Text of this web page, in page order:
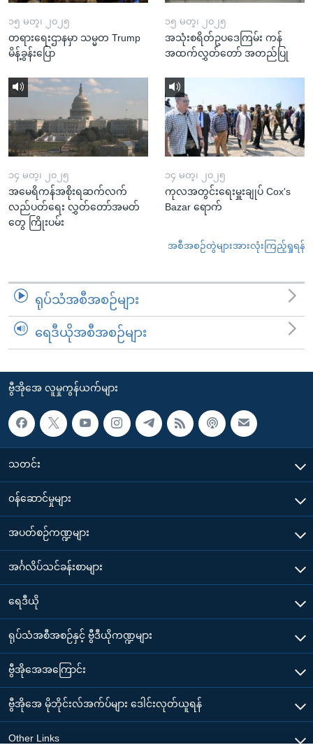
၁၅ မတ္၊ ၂၀၂၅
တရားရေးဌာနမှာ သမ္မတ Trump
မိန့်ခွန်းပြော
၁၅ မတ္၊ ၂၀၂၅
အသုံးစရိတ်ဥပဒေကြမ်း ကန်
အထက်လွှတ်တော် အတည်ပြု
၁၄ မတ္၊ ၂၀၂၅
အမေရိကန်အစိုးရဆက်လက်
လည်ပတ်ရေး လွှတ်တော်အမတ်
တွေ ကြိုးပမ်း
၁၄ မတ္၊ ၂၀၂၅
ကုလအတွင်းရေးမှူးချုပ် Cox's
Bazar ရောက်
အစီအစဉ်တွဲများအားလုံးကြည့်ရှုရန်
ရုပ်သံအစီအစဉ်များ
ရေဒီယိုအစီအစဉ်များ
ဗွီအိုအေ လူမှုကွန်ယက်များ
သတင်း
၀န်ဆောင်မှုများ
အပတ်စဉ်ကဏ္ဍများ
အင်္ဂလိပ်သင်ခန်းစာများ
ရေဒီယို
ရုပ်သံအစီအစဉ်နှင့် ဗွီဒီယိုကဏ္ဍများ
ဗွီအိုအေအကြောင်း
ဗွီအိုအေ မိုဘိုင်းလ်အက်ပ်များ ဒေါင်းလုတ်ယူရန်
Other Links